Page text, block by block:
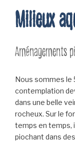
Milieux
Aménagements
Nous sommes le
contemplation
dans une belle
rocheux. Sur le
temps en temps,
piochant dans